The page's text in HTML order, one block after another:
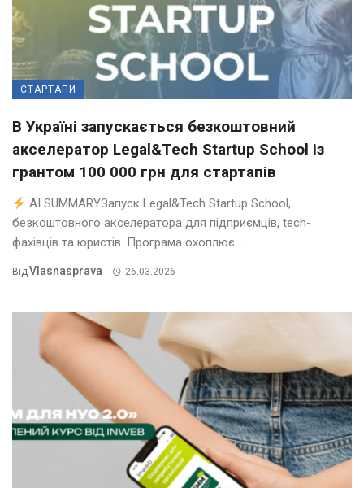
СТАРТАПИ
В Україні запускається безкоштовний
акселератор Legal&Tech Startup School із
грантом 100 000 грн для стартапів
AI SUMMARYЗапуск Legal&Tech Startup School,
безкоштовного акселератора для підприємців, tech-
фахівців та юристів. Програма охоплює ...
ВідVlasnasprava 26.03.2026